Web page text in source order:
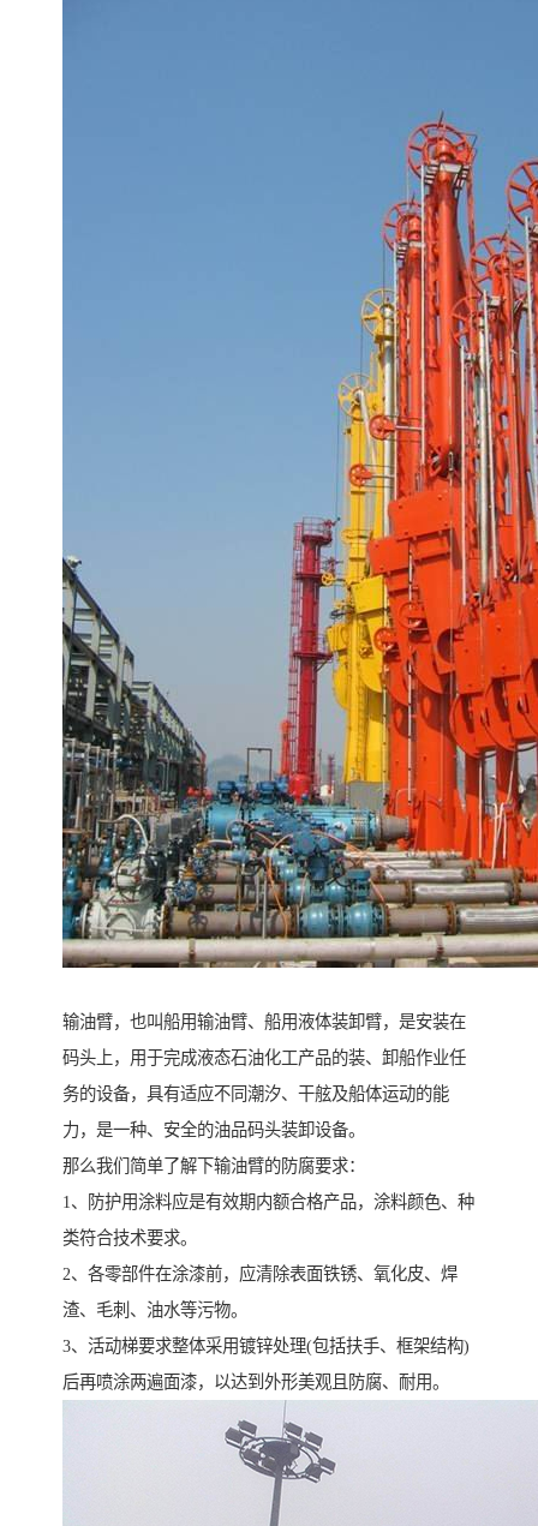
输油臂，也叫船用输油臂、船用液体装卸臂，是安装在
码头上，用于完成液态石油化工产品的装、卸船作业任
务的设备，具有适应不同潮汐、干舷及船体运动的能
力，是一种、安全的油品码头装卸设备。
那么我们简单了解下输油臂的防腐要求：
1、防护用涂料应是有效期内额合格产品，涂料颜色、种
类符合技术要求。
2、各零部件在涂漆前，应清除表面铁锈、氧化皮、焊
渣、毛刺、油水等污物。
3、活动梯要求整体采用镀锌处理(包括扶手、框架结构)
后再喷涂两遍面漆，以达到外形美观且防腐、耐用。